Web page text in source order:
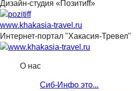
Дизайн-студия «Позитиff»
www.khakasia-travel.ru
Интернет-портал "Хакасия-Тревел"
О нас
Сиб-Инфо это...